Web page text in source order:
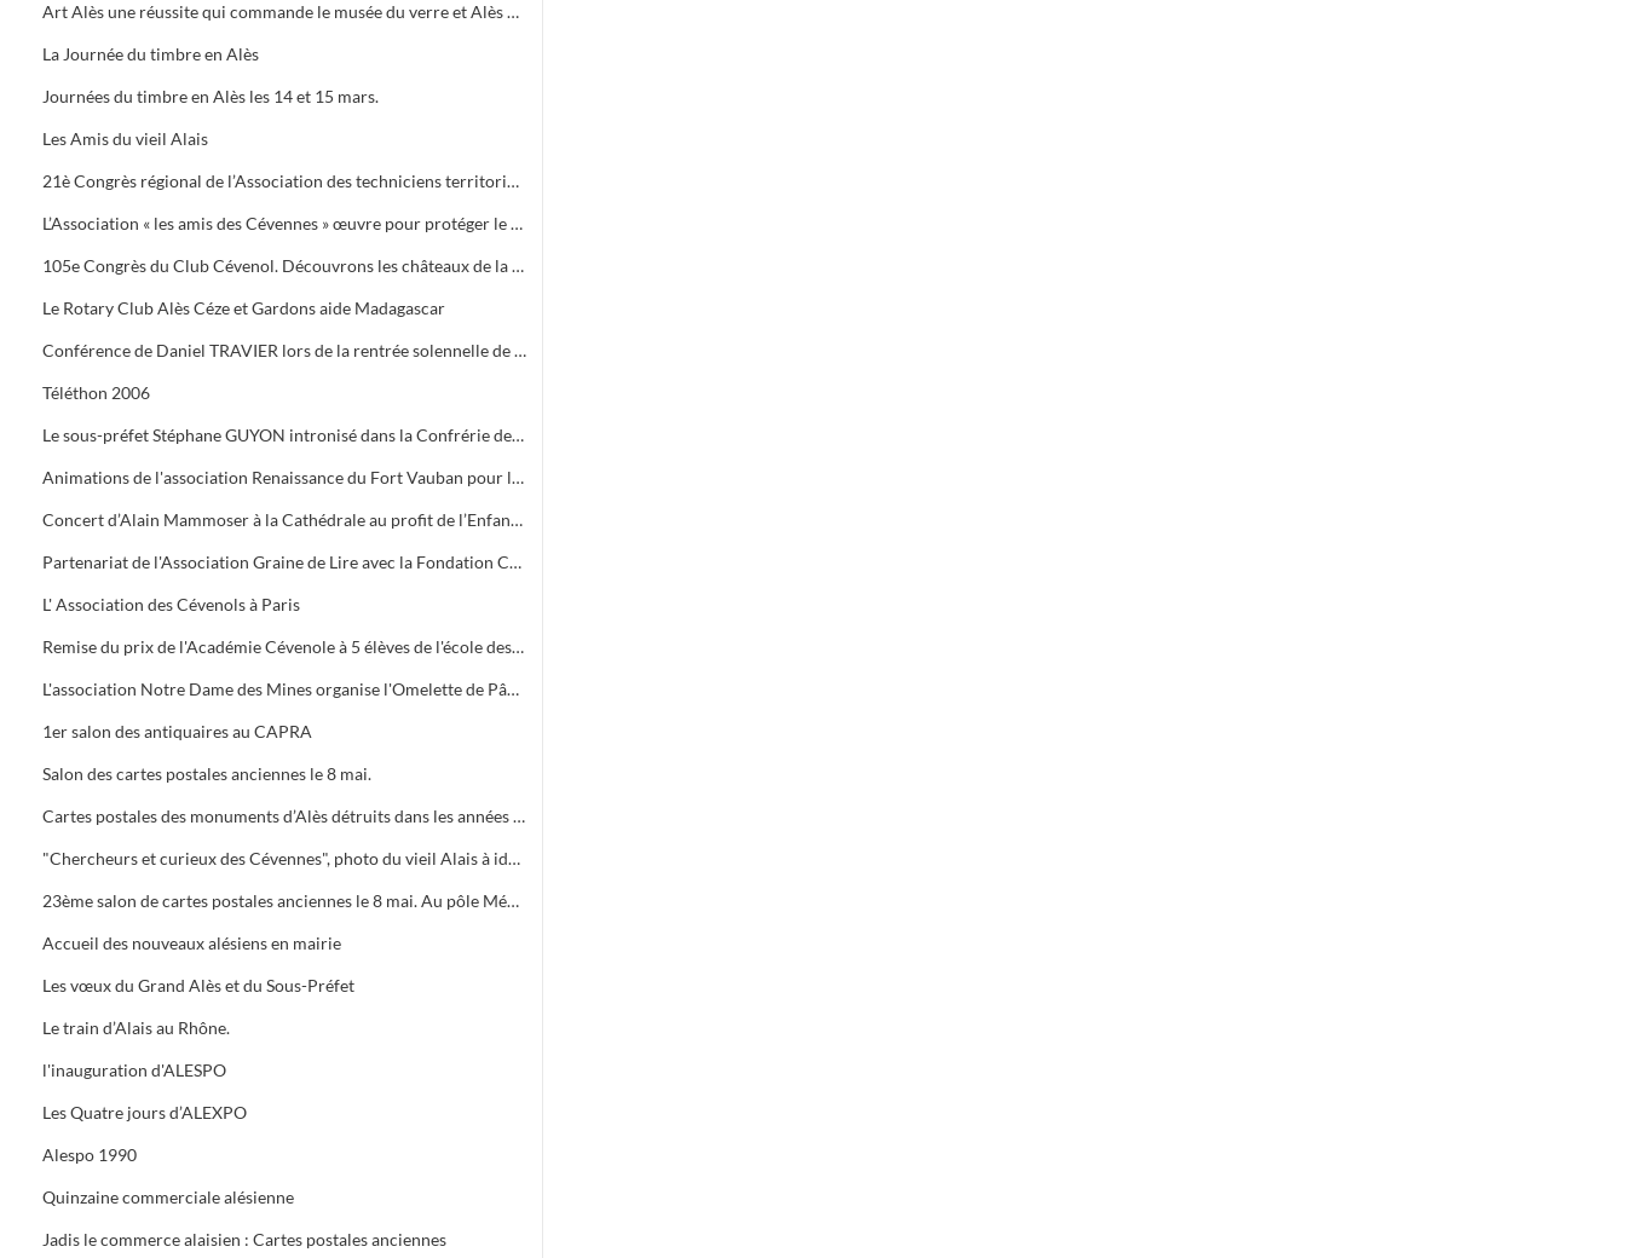
Art Alès une réussite qui commande le musée du verre et Alès capitale des Cévennes, départ du chemin des verriers.
La Journée du timbre en Alès
Journées du timbre en Alès les 14 et 15 mars.
Les Amis du vieil Alais
21è Congrès régional de l’Association des techniciens territoriaux.
L’Association « les amis des Cévennes » œuvre pour protéger le patrimoine cévenol.
105e Congrès du Club Cévenol. Découvrons les châteaux de la Vaunage
Le Rotary Club Alès Céze et Gardons aide Madagascar
Conférence de Daniel TRAVIER lors de la rentrée solennelle de l'Académie Cévenole
Téléthon 2006
Le sous-préfet Stéphane GUYON intronisé dans la Confrérie des Mange Tripes
Animations de l'association Renaissance du Fort Vauban pour le Téléthon
Concert d’Alain Mammoser à la Cathédrale au profit de l’Enfance Inadaptée.
Partenariat de l'Association Graine de Lire avec la Fondation Crédit Mutuel
L' Association des Cévenols à Paris
Remise du prix de l'Académie Cévenole à 5 élèves de l'école des Mines pour leur travail sur la mine et ses conséquences sur l'économie et les paysages.
L'association Notre Dame des Mines organise l'Omelette de Pâques à l'Ermitage
1er salon des antiquaires au CAPRA
Salon des cartes postales anciennes le 8 mai.
Cartes postales des monuments d’Alès détruits dans les années 1960.
"Chercheurs et curieux des Cévennes", photo du vieil Alais à identifier.
23ème salon de cartes postales anciennes le 8 mai. Au pôle Mécanique grand prix camion
Accueil des nouveaux alésiens en mairie
Les vœux du Grand Alès et du Sous-Préfet
Le train d’Alais au Rhône.
l'inauguration d'ALESPO
Les Quatre jours d’ALEXPO
Alespo 1990
Quinzaine commerciale alésienne
Jadis le commerce alaisien : Cartes postales anciennes